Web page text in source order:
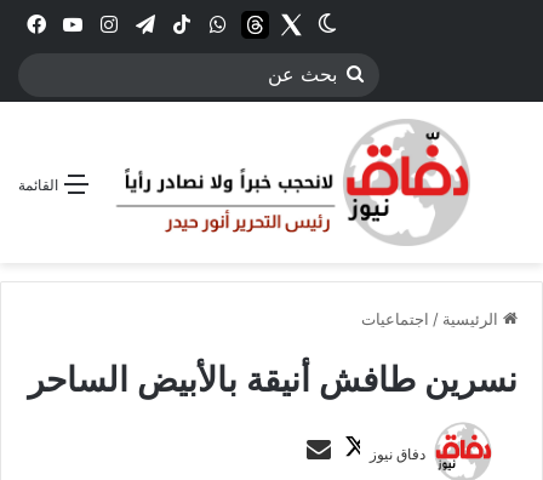
انستقرامتيلقرام‫TikTokواتسابthreadsTwitter
الوضع المظلم
بحث
القائمة
الرئيسية / اجتماعيات
نسرين طافش أنيقة بالأبيض الساحر
دفاق نيوز
ت